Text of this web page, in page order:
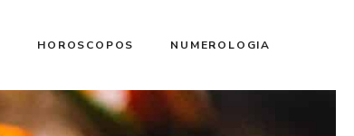
HOROSCOPOS NUMEROLOGIA